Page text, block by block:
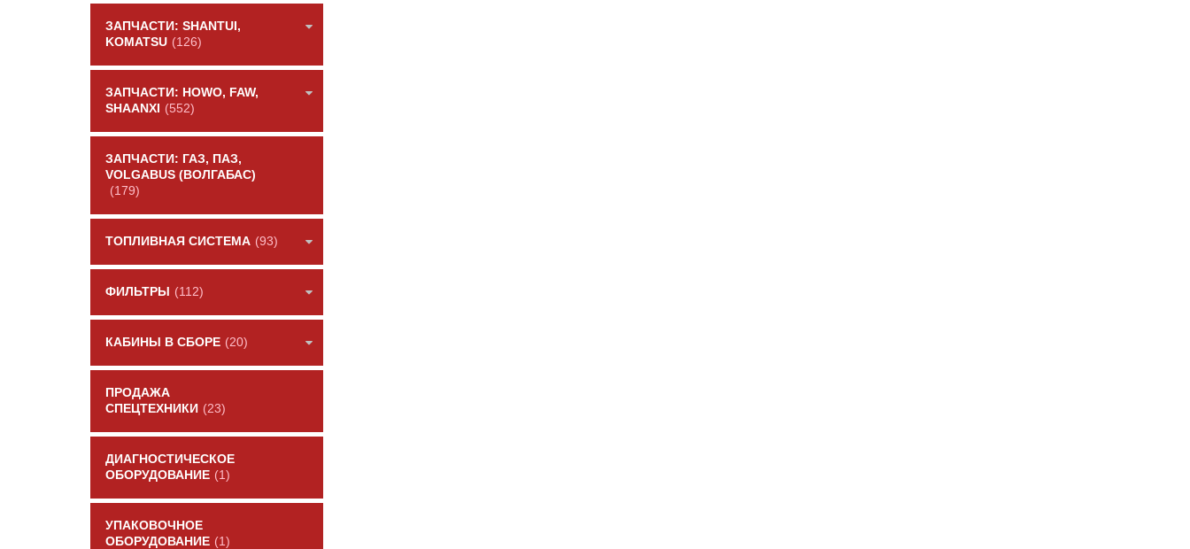
ЗАПЧАСТИ: SHANTUI,
KOMATSU (126)
ЗАПЧАСТИ: HOWO, FAW,
SHAANXI
(552)
ЗАПЧАСТИ: ГАЗ, ПАЗ,
VOLGABUS (ВОЛГАБАС)
(179)
ТОПЛИВНАЯ СИСТЕМА (93)
ФИЛЬТРЫ (112)
КАБИНЫ В СБОРЕ (20)
ПРОДАЖА
СПЕЦТЕХНИКИ (23)
ДИАГНОСТИЧЕСКОЕ
ОБОРУДОВАНИЕ (1)
УПАКОВОЧНОЕ
ОБОРУДОВАНИЕ (1)